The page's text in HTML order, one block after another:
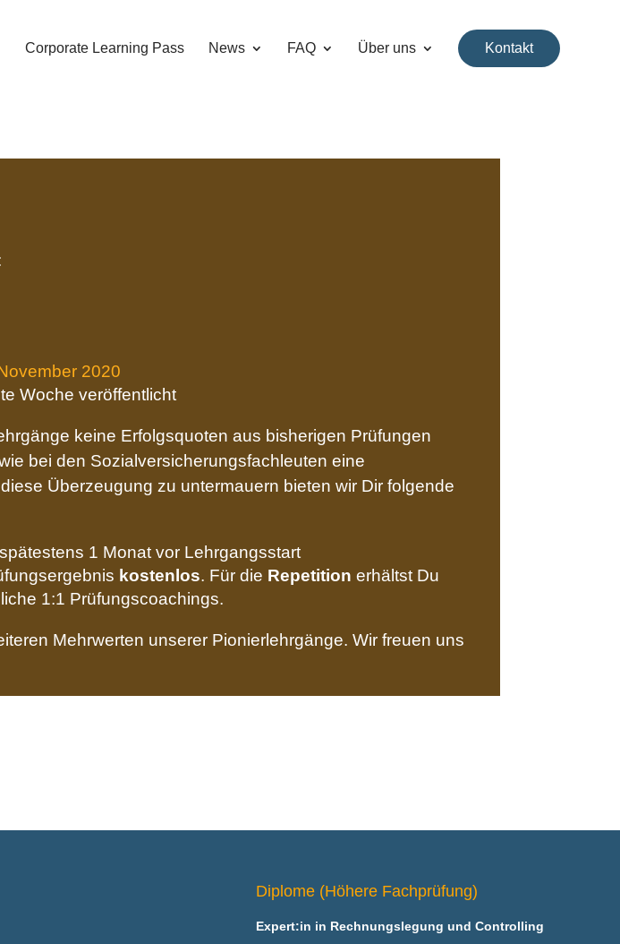
Corporate Learning Pass News FAQ Über uns Kontakt
2020
Woche veröffentlicht
keine Erfolgsquoten aus bisherigen Prüfungen
bei den Sozialversicherungsfachleuten eine
Überzeugung zu untermauern bieten wir Dir folgende
1 Monat vor Lehrgangsstart
kostenlos. Für die Repetition erhältst Du
1:1 Prüfungscoachings.
Mehrwerten unserer Pionierlehrgänge. Wir freuen uns
Diplome (Höhere Fachprüfung)
Expert:in in Rechnungslegung und Controlling